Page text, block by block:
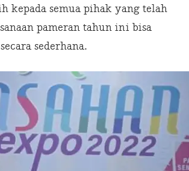
kepada semua pihak yang telah
pameran tahun ini bisa
sederhana.